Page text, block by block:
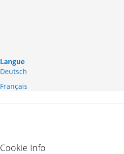
Langue
Deutsch
Français
Cookie Info